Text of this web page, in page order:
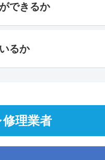
できるか
るか
理業者